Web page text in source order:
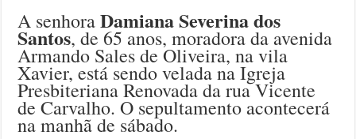
A senhoraDamiana Severina dos
Santos, de 65 anos, moradora da avenida
Armando Sales de Oliveira, na vila
Xavier, está sendo velada na Igreja
Presbiteriana Renovada da rua Vicente
de Carvalho. O sepultamento acontecerá
na manhã de sábado.